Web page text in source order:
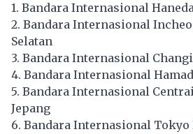
1. Bandara Internasional
2. Bandara Internasional
Selatan
3. Bandara Internasional
4. Bandara Internasional
5. Bandara Internasional
Jepang
6. Bandara Internasional Tokyo